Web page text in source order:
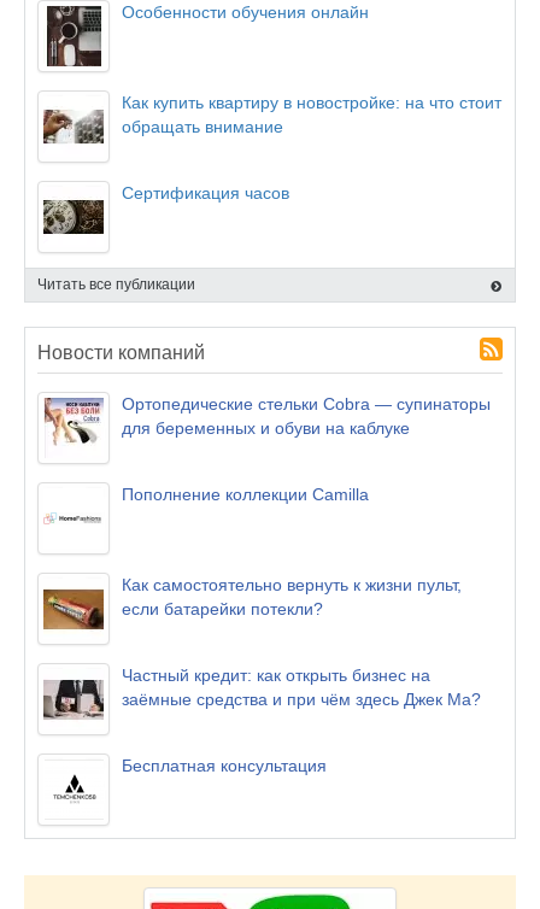
Особенности обучения онлайн
Как купить квартиру в новостройке: на что стоит
обращать внимание
Сертификация часов
Читать все публикации
Новости компаний
Ортопедические стельки Cobra — супинаторы
для беременных и обуви на каблуке
Пополнение коллекции Camilla
Как самостоятельно вернуть к жизни пульт,
если батарейки потекли?
Частный кредит: как открыть бизнес на
заёмные средства и при чём здесь Джек Ма?
Бесплатная консультация